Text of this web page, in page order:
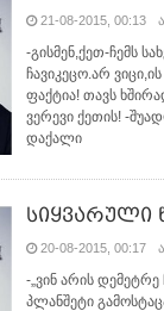
21-08-2015, 00:13
-გისმენ,ქეთ-ჩემს
ჩავიკეცო.არ
ფაქტია! თავს
ვერევი ქეთის! -
დაქალი
სიყვარული
20-08-2015, 00:17
-„ვინ არის
პლანშეტი